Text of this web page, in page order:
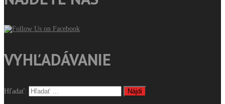
VYHĽADÁVANIE
Hľadať: